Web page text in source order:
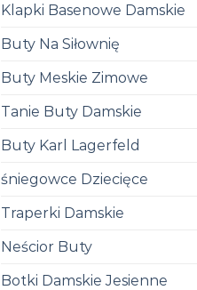
Klapki Basenowe Damskie
Buty Na Siłownię
Buty Meskie Zimowe
Tanie Buty Damskie
Buty Karl Lagerfeld
śniegowce Dziecięce
Traperki Damskie
Neścior Buty
Botki Damskie Jesienne